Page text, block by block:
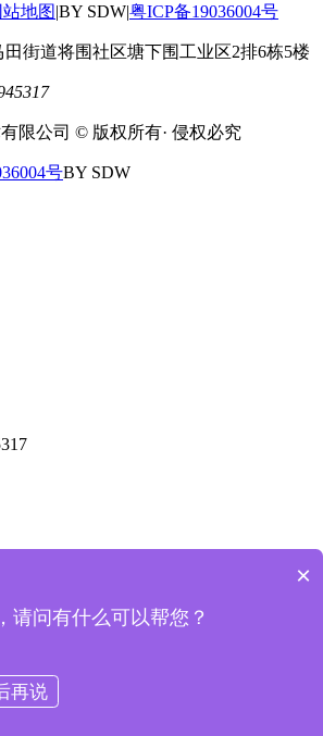
站地图|BY SDW|粤ICP备19036004号
街道将围社区塘下围工业区2排6栋5楼
限公司 © 版权所有· 侵权必究
号BY SDW
×
请问有什么可以帮您？
再说